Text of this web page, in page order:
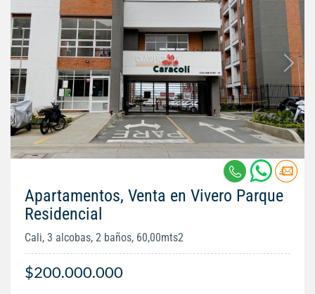
Apartamentos, Venta en Vivero Parque
Residencial
Cali, 3 alcobas, 2 baños, 60,00mts2
$200.000.000